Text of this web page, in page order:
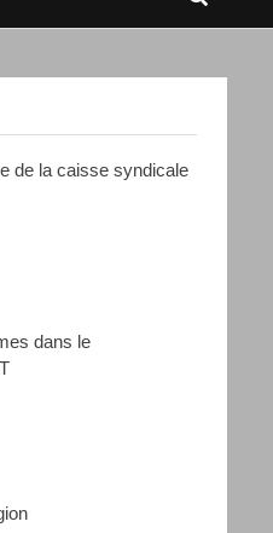
de la caisse syndicale
dans le